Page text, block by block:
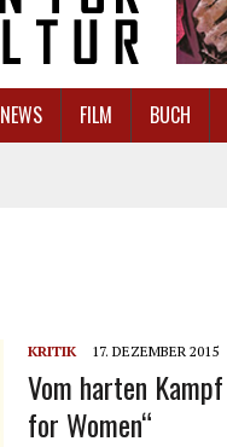
NEWS FILM BUCH
KRITIK 17. DEZEMBER 2015
Vom harten
for Women“